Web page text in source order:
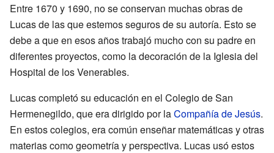
Entre 1670 y 1690, no se conservan muchas obras de
Lucas de las que estemos seguros de su autoría. Esto se
debe a que en esos años trabajó mucho con su padre en
diferentes proyectos, como la decoración de la Iglesia del
Hospital de los Venerables.
Lucas completó su educación en el Colegio de San
Hermenegildo, que era dirigido por laCompañía de Jesús.
En estos colegios, era común enseñar matemáticas y otras
materias como geometría y perspectiva. Lucas usó estos